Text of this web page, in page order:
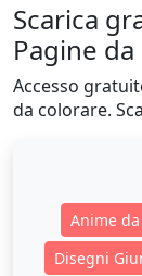
Scarica
Pagine
Accesso
da colorare.
Anime
Disegni